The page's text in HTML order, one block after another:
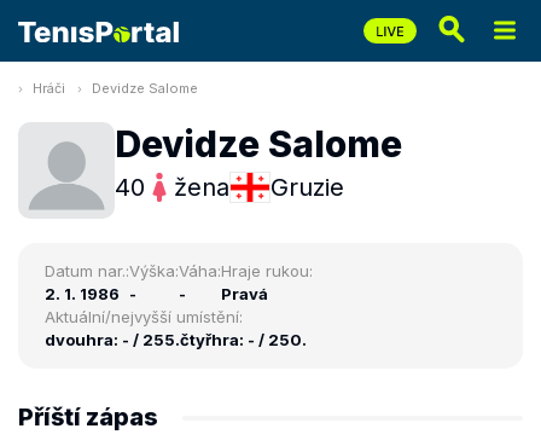
Hráči Devidze Salome
Devidze Salome
40 žena Gruzie
Datum nar.:
2. 1. 1986
Výška:
-
Váha:
-
Hraje rukou:
Pravá
Aktuální/nejvyšší umístění:
dvouhra: - / 255.čtyřhra: - / 250.
Příští zápas